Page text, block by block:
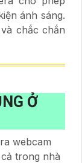
ánh sáng.
chắc chắn
Ở
webcam
trong nhà